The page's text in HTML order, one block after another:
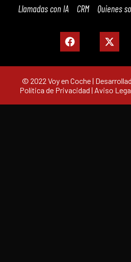
Llamadas con IA CRM Quienes
© 2022 Voy en Coche |
Política de Privacidad | Aviso